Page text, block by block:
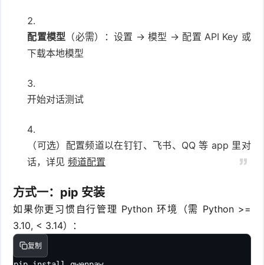
配置模型 （必需）：设置 → 模型 → 配置 API Key 或
下载本地模型
开始对话测试
（可选）配置频道以在钉钉、飞书、QQ 等 app 里对
话，详见频道配置
方式一：pip 安装
如果你更习惯自行管理 Python 环境（需 Python >=
3.10, < 3.14）：
复制